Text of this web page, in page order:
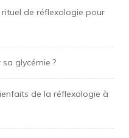
de réflexologie pour
glycémie ?
de la réflexologie à